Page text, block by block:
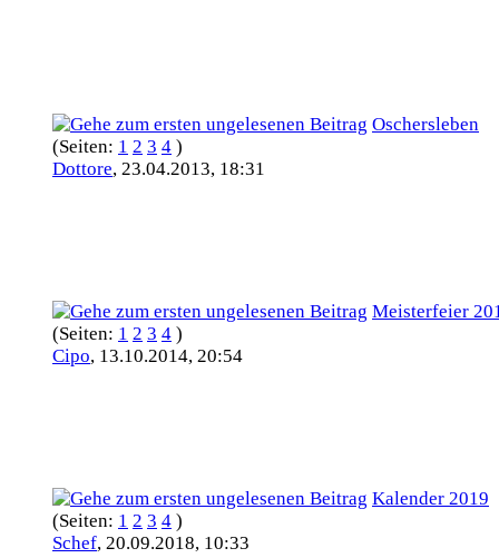
Oschersleben
(Seiten: 1 2 3 4 )
Dottore, 23.04.2013, 18:31
Meisterfeier
(Seiten: 1 2 3 4 )
Cipo, 13.10.2014, 20:54
Kalender 2019
(Seiten: 1 2 3 4 )
Schef, 20.09.2018, 10:33